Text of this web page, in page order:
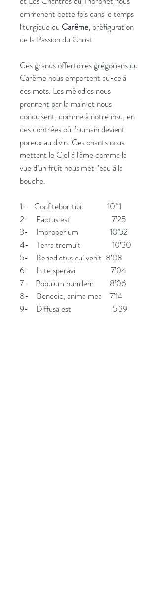
emmenent cette fois dans le temps
liturgique du Carême, préfiguration
de la Passion du Christ.
Ces grands offertoires grégoriens du
Carême nous emportent au-delà
des mots. Les mélodies nous
prennent par la main et nous
conduisent, comme à notre insu, en
des contrées où l’humain devient
poreux au divin. Ces chants nous
mettent le Ciel à l’âme comme la
vue d’un fruit nous met l’eau à la
bouche.
1- Confitebor tibi 10’11
2- Factus est 7’25
3- Improperium 10’52
4- Terra tremuit 10’30
5- Benedictus qui venit 8’08
6- In te speravi 7’04
7- Populum humilem 8’06
8- Benedic, anima mea 7’14
9- Diffusa est 5’39